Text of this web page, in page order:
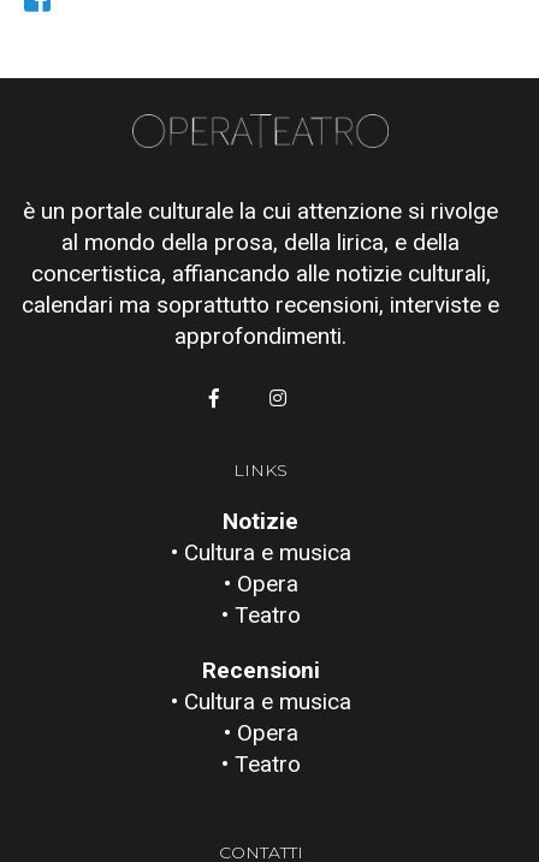
è un portale culturale la cui attenzione si rivolge
al mondo della prosa, della lirica, e della
concertistica, affiancando alle notizie culturali,
calendari ma soprattutto recensioni, interviste e
approfondimenti.
LINKS
Notizie
• Cultura e musica
• Opera
• Teatro
Recensioni
• Cultura e musica
• Opera
• Teatro
CONTATTI